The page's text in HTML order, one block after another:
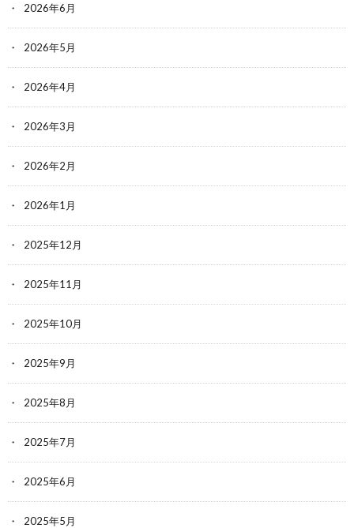
2026年6月
2026年5月
2026年4月
2026年3月
2026年2月
2026年1月
2025年12月
2025年11月
2025年10月
2025年9月
2025年8月
2025年7月
2025年6月
2025年5月